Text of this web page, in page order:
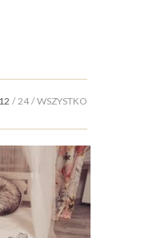
12 24 WSZYSTKO